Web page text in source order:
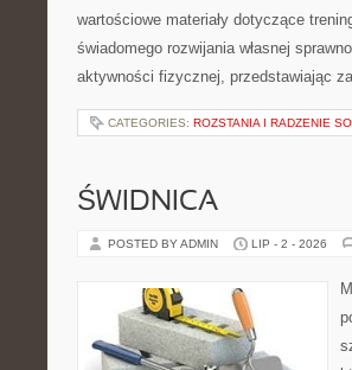
wartościowe materiały dotyczące
świadomego rozwijania własnej
aktywności fizycznej, przedstawiając
CATEGORIES: ROZSTANIA I RADZENIE
ŚWIDNICA
POSTED BY ADMIN LIP - 2 - 2026